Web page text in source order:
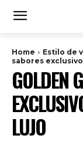
Home Estilo de
sabores
GOLDEN
LUJO